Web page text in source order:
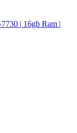
| 16gb Ram |